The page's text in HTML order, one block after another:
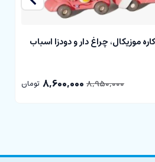
واکر قطار 5 کاره موزیکال، چراغ دار و دودزا اسباب
8,950,000
8,600,000 تومان